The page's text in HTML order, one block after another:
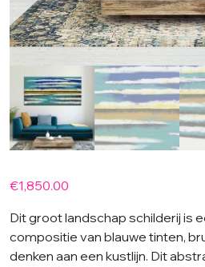
€1,850.00
Dit groot landschap schilderij is
compositie van blauwe tinten,
denken aan een kustlijn. Dit